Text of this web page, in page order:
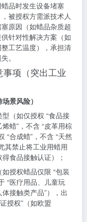
品时发生设备堵塞
，被授权方需派技术人
原因（如蜡品杂质超
针对性解决方案（如
工艺温度），承担清
。
事项（突出工业
景风险）
型（如仅授权 “食品接
蜡”，不含 “皮革用棕
“合成蜡”，不含 “天然
其禁止将工业用蜡用
食品接触认证）；
如授权蜡品仅限 “包装
“医疗用品、儿童玩
接触类产品”），出
授权”（如欧盟